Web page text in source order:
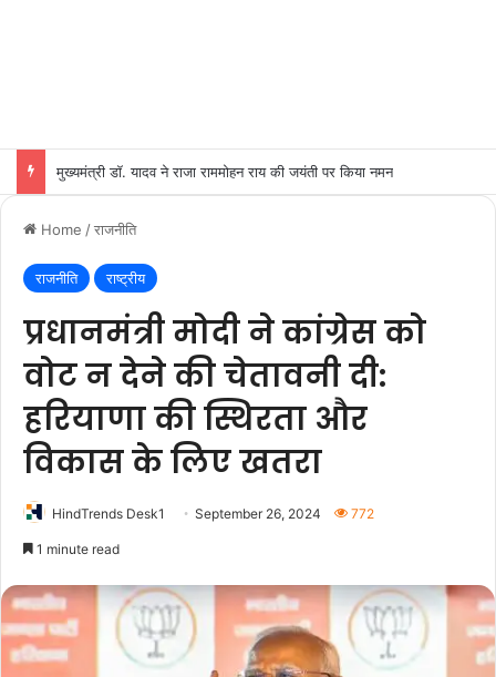
मुख्यमंत्री डॉ. यादव ने राजा राममोहन राय की जयंती पर किया नमन
Home /राजनीति
राजनीति राष्ट्रीय
प्रधानमंत्री मोदी ने कांग्रेस को
वोट न देने की चेतावनी दी:
हरियाणा की स्थिरता और
विकास के लिए खतरा
HindTrends Desk1 September 26, 2024 772
1 minute read